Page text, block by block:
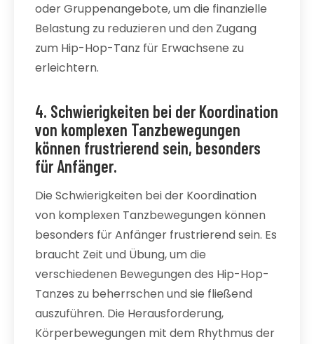
oder Gruppenangebote, um die finanzielle
Belastung zu reduzieren und den Zugang
zum Hip-Hop-Tanz für Erwachsene zu
erleichtern.
4. Schwierigkeiten bei der Koordination
von komplexen Tanzbewegungen
können frustrierend sein, besonders
für Anfänger.
Die Schwierigkeiten bei der Koordination
von komplexen Tanzbewegungen können
besonders für Anfänger frustrierend sein. Es
braucht Zeit und Übung, um die
verschiedenen Bewegungen des Hip-Hop-
Tanzes zu beherrschen und sie fließend
auszuführen. Die Herausforderung,
Körperbewegungen mit dem Rhythmus der